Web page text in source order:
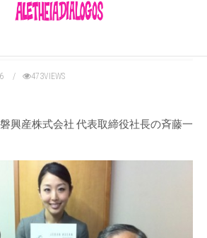
473VIEWS
興産株式会社 代表取締役社長の斉藤一